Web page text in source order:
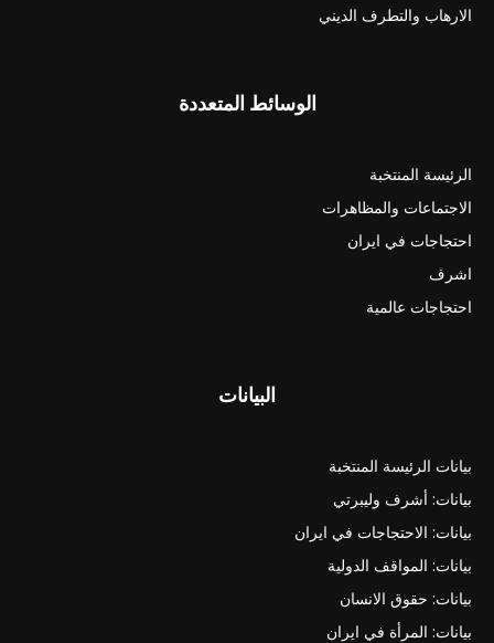
الارهاب والتطرف الديني
الوسائط المتعددة
الرئيسة المنتخبة
الاجتماعات والمظاهرات
احتجاجات في ايران
اشرف
احتجاجات عالمية
البيانات
بيانات الرئيسة المنتخبة
بيانات: أشرف وليبرتي
بيانات: الاحتجاجات في ايران
بيانات: المواقف الدولية
بيانات: حقوق الانسان
بيانات: المرأة في ايران